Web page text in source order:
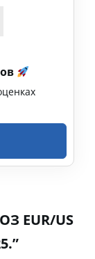
EUR/US